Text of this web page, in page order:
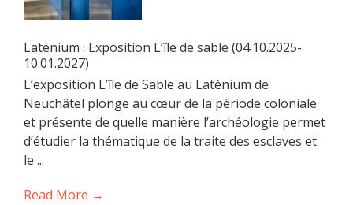
Laténium : Exposition L’île de sable (04.10.2025-
10.01.2027)
L’exposition L’île de Sable au Laténium de
Neuchâtel plonge au cœur de la période coloniale
et présente de quelle manière l’archéologie permet
d’étudier la thématique de la traite des esclaves et
le ...
Read More →